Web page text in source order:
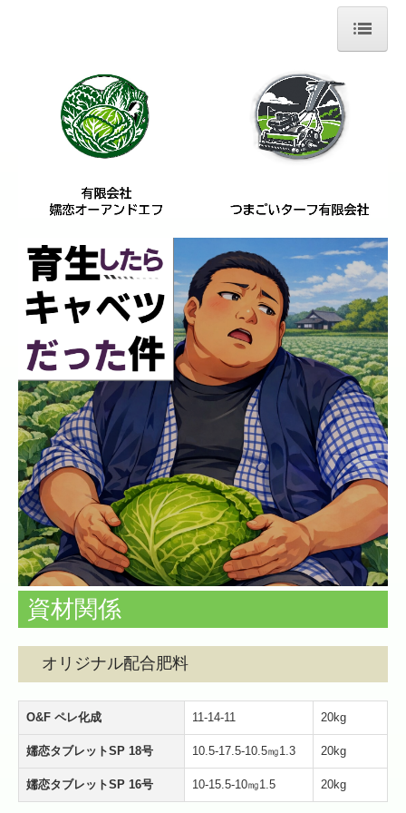
ホーム
嬬恋オーアンドエフ
青果販売
資材関係
アクセスマップ
求人案内
お問い合わせ
こだわり栽培野菜の販売
きゃべつ日記
資材関係
オリジナル配合肥料
O&F ペレ化成 11-14-11 20kg
嬬恋タブレットSP 18号 10.5-17.5-10.5㎎1.3 20kg
嬬恋タブレットSP 16号 10-15.5-10㎎1.5 20kg